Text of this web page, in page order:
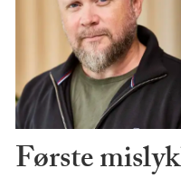
Første